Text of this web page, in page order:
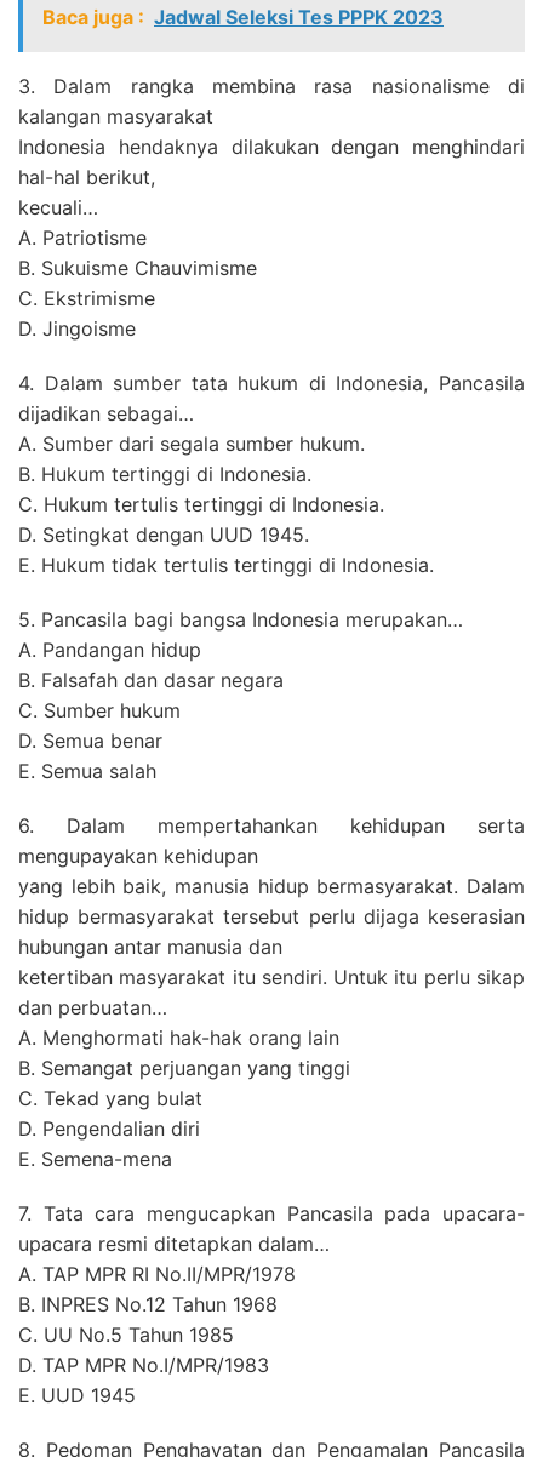
Baca juga : Jadwal Seleksi Tes PPPK 2023
3. Dalam rangka membina rasa nasionalisme di
kalangan masyarakat
Indonesia hendaknya dilakukan dengan menghindari
hal-hal berikut,
kecuali…
A. Patriotisme
B. Sukuisme Chauvimisme
C. Ekstrimisme
D. Jingoisme
4. Dalam sumber tata hukum di Indonesia, Pancasila
dijadikan sebagai…
A. Sumber dari segala sumber hukum.
B. Hukum tertinggi di Indonesia.
C. Hukum tertulis tertinggi di Indonesia.
D. Setingkat dengan UUD 1945.
E. Hukum tidak tertulis tertinggi di Indonesia.
5. Pancasila bagi bangsa Indonesia merupakan…
A. Pandangan hidup
B. Falsafah dan dasar negara
C. Sumber hukum
D. Semua benar
E. Semua salah
6. Dalam mempertahankan kehidupan serta
mengupayakan kehidupan
yang lebih baik, manusia hidup bermasyarakat. Dalam
hidup bermasyarakat tersebut perlu dijaga keserasian
hubungan antar manusia dan
ketertiban masyarakat itu sendiri. Untuk itu perlu sikap
dan perbuatan…
A. Menghormati hak-hak orang lain
B. Semangat perjuangan yang tinggi
C. Tekad yang bulat
D. Pengendalian diri
E. Semena-mena
7. Tata cara mengucapkan Pancasila pada upacara-
upacara resmi ditetapkan dalam…
A. TAP MPR RI No.II/MPR/1978
B. INPRES No.12 Tahun 1968
C. UU No.5 Tahun 1985
D. TAP MPR No.I/MPR/1983
E. UUD 1945
8. Pedoman Penghayatan dan Pengamalan Pancasila